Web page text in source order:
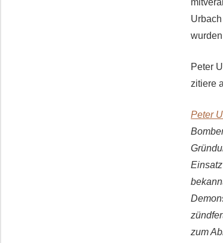
Peter
zitiere
Peter
zum